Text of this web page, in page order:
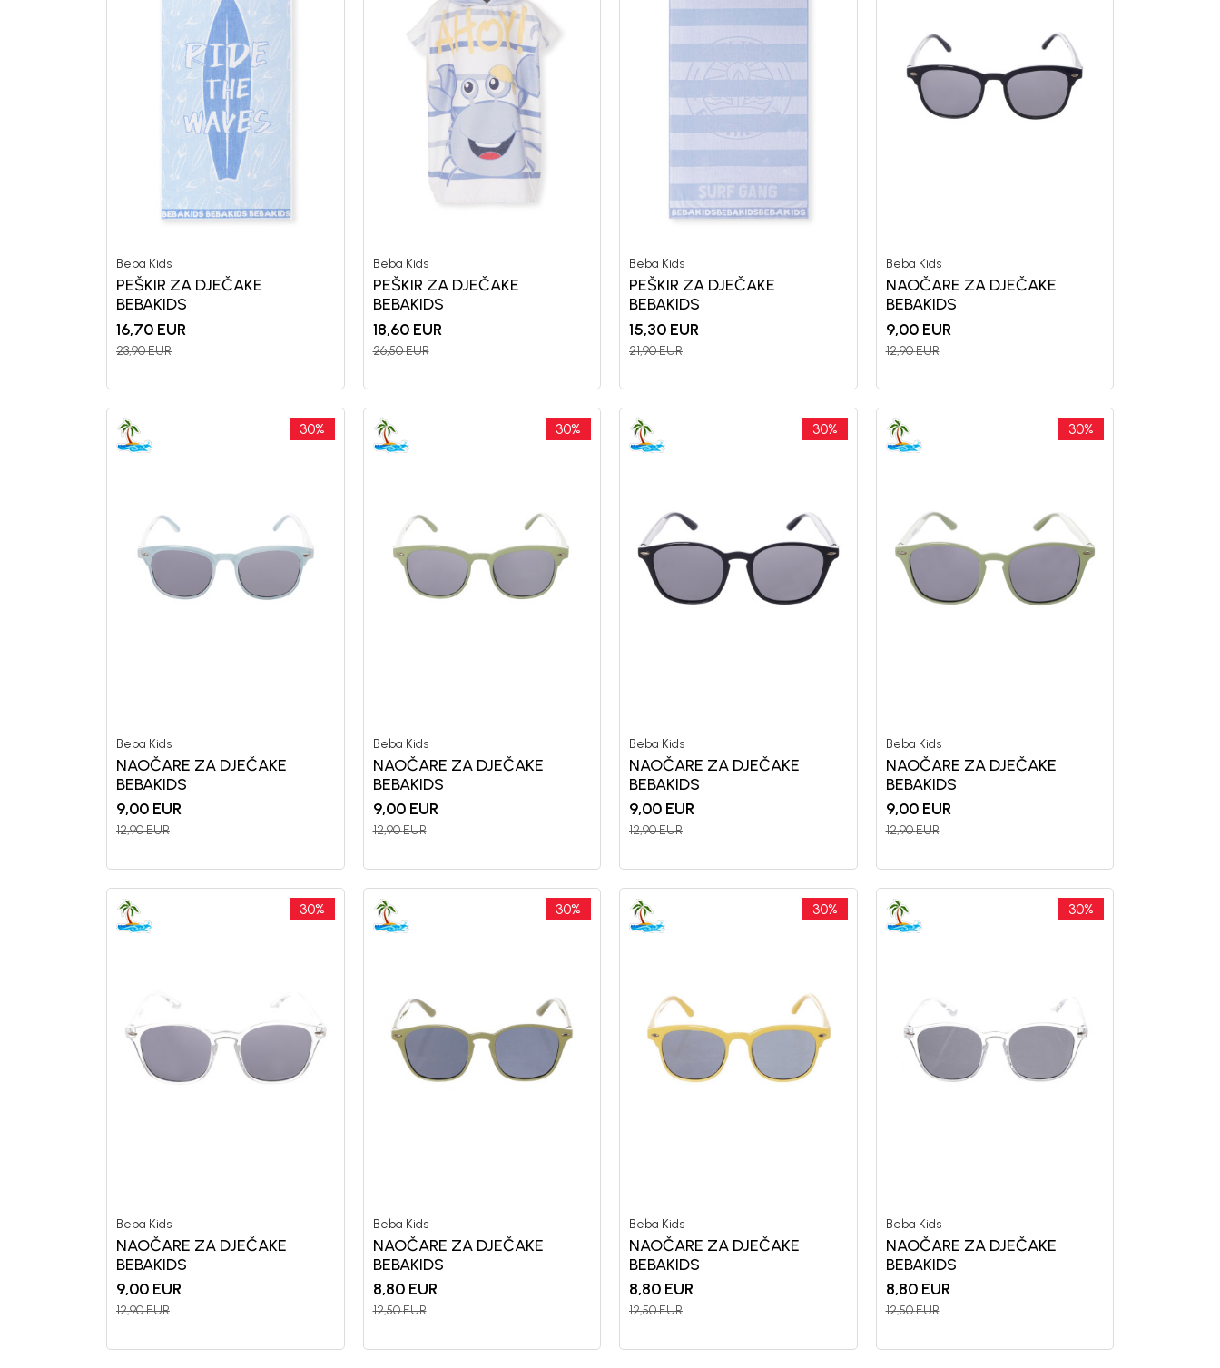
Beba Kids
PEŠKIR ZA DJEČAKE
BEBAKIDS
16,70 EUR
23,90EUR
Beba Kids
PEŠKIR ZA DJEČAKE
BEBAKIDS
18,60 EUR
26,50EUR
Beba Kids
PEŠKIR ZA DJEČAKE
BEBAKIDS
15,30 EUR
21,90EUR
Beba Kids
NAOČARE ZA DJEČAKE
BEBAKIDS
9,00 EUR
12,90EUR
30%
Beba Kids
NAOČARE ZA DJEČAKE
BEBAKIDS
9,00 EUR
12,90EUR
30%
Beba Kids
NAOČARE ZA DJEČAKE
BEBAKIDS
9,00 EUR
12,90EUR
30%
Beba Kids
NAOČARE ZA DJEČAKE
BEBAKIDS
9,00 EUR
12,90EUR
30%
Beba Kids
NAOČARE ZA DJEČAKE
BEBAKIDS
9,00 EUR
12,90EUR
30%
Beba Kids
NAOČARE ZA DJEČAKE
BEBAKIDS
9,00 EUR
12,90EUR
30%
Beba Kids
NAOČARE ZA DJEČAKE
BEBAKIDS
8,80 EUR
12,50EUR
30%
Beba Kids
NAOČARE ZA DJEČAKE
BEBAKIDS
8,80 EUR
12,50EUR
30%
Beba Kids
NAOČARE ZA DJEČAKE
BEBAKIDS
8,80 EUR
12,50EUR
uz prvu kupovinu
putem Promo-Tiket koda!
Generacije rastu uz BebaKids – brend kome roditelji već
Prijavi se, ostvari popuste i postani deo BebaKids priče.
Potvrđujem da sam pročitao/la, razumeo/la i da se slažem sa
politikom privatnosti